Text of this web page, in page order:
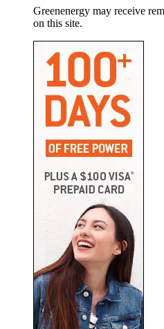
Greenenergy may receive
on this site.